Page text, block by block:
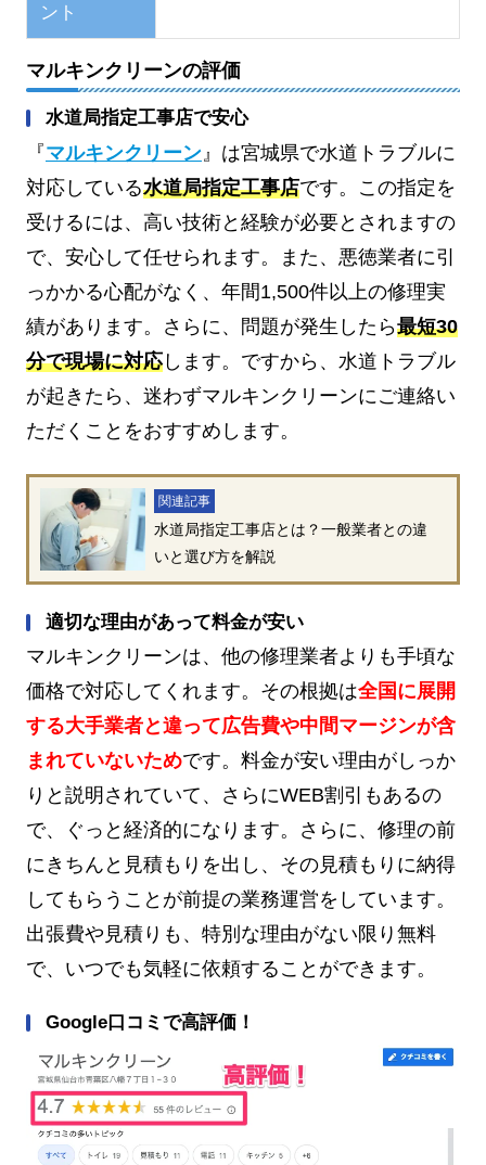
ント
マルキンクリーンの評価
水道局指定工事店で安心
『マルキンクリーン 』は宮城県で水道トラブルに
対応している水道局指定工事店です。この指定を
受けるには、高い技術と経験が必要とされますの
で、安心して任せられます。また、悪徳業者に引
っかかる心配がなく、年間1,500件以上の修理実
績があります。さらに、問題が発生したら最短30
分で現場に対応します。ですから、水道トラブル
が起きたら、迷わずマルキンクリーンにご連絡い
ただくことをおすすめします。
関連記事
水道局指定工事店とは？一般業者との違
いと選び方を解説
適切な理由があって料金が安い
マルキンクリーンは、他の修理業者よりも手頃な
価格で対応してくれます。その根拠は全国に展開
する大手業者と違って広告費や中間マージンが含
まれていないためです。料金が安い理由がしっか
りと説明されていて、さらにWEB割引もあるの
で、ぐっと経済的になります。さらに、修理の前
にきちんと見積もりを出し、その見積もりに納得
してもらうことが前提の業務運営をしています。
出張費や見積りも、特別な理由がない限り無料
で、いつでも気軽に依頼することができます。
Google口コミで高評価！